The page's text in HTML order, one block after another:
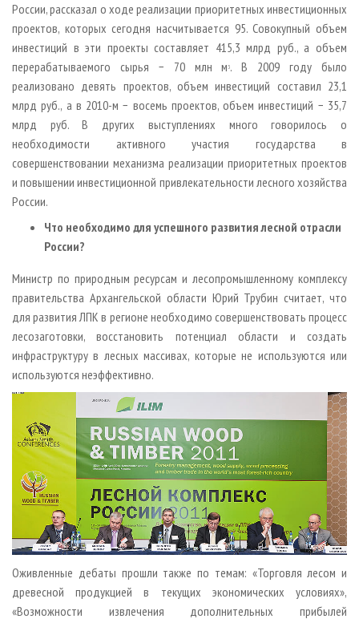
России, рассказал о ходе реализации приоритетных инвестиционных
проектов, которых сегодня насчитывается 95. Совокупный объем
инвестиций в эти проекты составляет 415,3 млрд руб., а объем
перерабатываемого сырья − 70 млн м 3. В 2009 году было
реализовано девять проектов, объем инвестиций составил 23,1
млрд руб., а в 2010-м − восемь проектов, объем инвестиций − 35,7
млрд руб. В других выступлениях много говорилось о
необходимости активного участия государства в
совершенствовании механизма реализации приоритетных проектов
и повышении инвестиционной привлекательности лесного хозяйства
России.
Что необходимо для успешного развития лесной отрасли
России?
Министр по природным ресурсам и лесопромышленному комплексу
правительства Архангельской области Юрий Трубин считает, что
для развития ЛПК в регионе необходимо совершенствовать процесс
лесозаготовки, восстановить потенциал области и создать
инфраструктуру в лесных массивах, которые не используются или
используются неэффективно.
Оживленные дебаты прошли также по темам: «Торговля лесом и
древесной продукцией в текущих экономических условиях»,
«Возможности извлечения дополнительных прибылей